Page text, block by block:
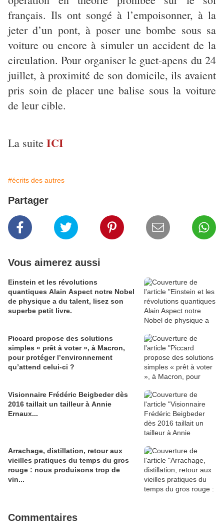
français. Ils ont songé à l’empoisonner, à la
jeter d’un pont, à poser une bombe sous sa
voiture ou encore à simuler un accident de la
circulation. Pour organiser le guet-apens du 24
juillet, à proximité de son domicile, ils avaient
pris soin de placer une balise sous la voiture
de leur cible.
La suite ICI
#écrits des autres
Partager
Vous aimerez aussi
Einstein et les révolutions
quantiques Alain Aspect notre Nobel
de physique a du talent, lisez son
superbe petit livre.
Piccard propose des solutions
simples « prêt à voter », à Macron,
pour protéger l’environnement
qu’attend celui-ci ?
Visionnaire Frédéric Beigbeder dès
2016 taillait un tailleur à Annie
Ernaux...
Arrachage, distillation, retour aux
vieilles pratiques du temps du gros
rouge : nous produisons trop de
vin...
Commentaires